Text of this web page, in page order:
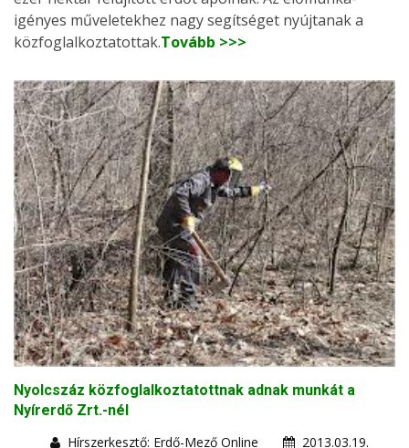
igényes műveletekhez nagy segítséget nyújtanak a
közfoglalkoztatottak.Tovább >>>
Nyolcszáz közfoglalkoztatottnak adnak munkát a
Nyírerdő Zrt.-nél
Hírszerkesztő: Erdő-Mező Online
2013.03.19.